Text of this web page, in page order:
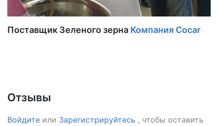
Поставщик Зеленого зерна Компания Cocar
Отзывы
Войдите или Зарегистрируйтесь , чтобы оставить